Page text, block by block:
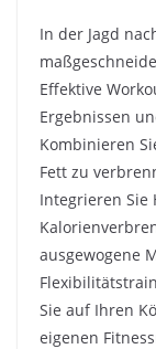
In der Jagd
Effektive
Ergebnissen
Kombinieren
Fett zu
Integrieren Sie
ausgewogene
Sie auf Ihren
eigenen